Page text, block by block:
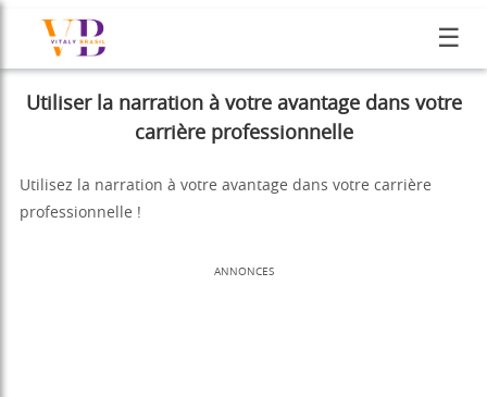
☰
Utiliser la narration à votre avantage dans votre
carrière professionnelle
Utilisez la narration à votre avantage dans votre carrière
professionnelle !
ANNONCES